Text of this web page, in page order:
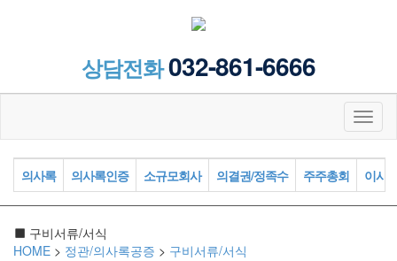
상담전화032-861-6666
의사록 의사록인증 소규모회사 의결권/정족수 주주총회 이사
구비서류/서식
HOME > 정관/의사록공증 > 구비서류/서식